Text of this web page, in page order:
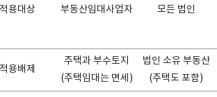
적용대상 부동산임대사업자 모든 법인
적용배제
주택과 부수토지
(주택임대는 면세)
법인 소유 부동산
(주택도 포함)